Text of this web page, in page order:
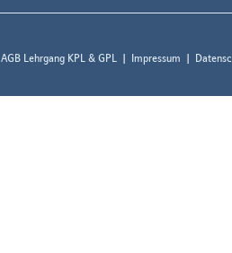
AGB Lehrgang KPL & GPL Impressum